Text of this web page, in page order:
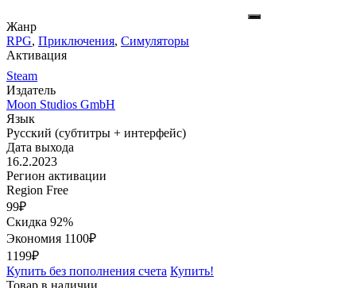
Жанр
RPG, Приключения, Симуляторы
Активация
Steam
Издатель
Moon Studios GmbH
Язык
Русский (субтитры + интерфейс)
Дата выхода
16.2.2023
Регион активации
Region Free
99₽
Скидка 92%
Экономия 1100₽
1199₽
Купить без пополнения счета Купить!
Товар в наличии